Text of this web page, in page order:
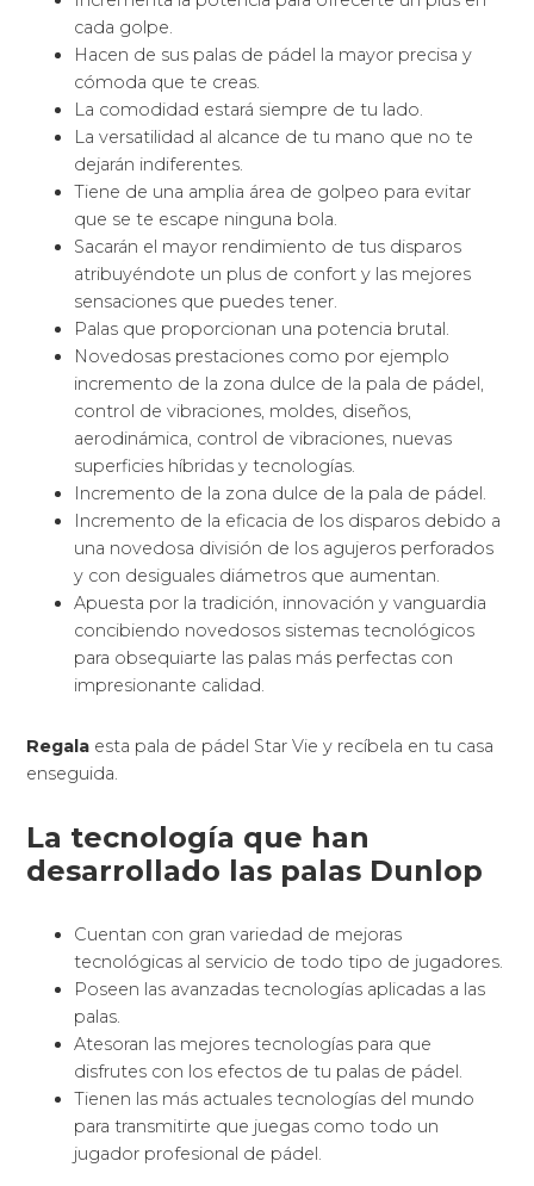
tecnológicas al servicio de todo tipo de jugadores.
Poseen las avanzadas tecnologías aplicadas a las
palas.
Atesoran las mejores tecnologías para que
disfrutes con los efectos de tu palas de pádel.
Tienen las más actuales tecnologías del mundo
para transmitirte que juegas como todo un
jugador profesional de pádel.
Los formatos que ofrecen
las palas de pádel Star Vie
Como gran parte de los fabricantes , Noxemplea
palas de pádel con todo tipo de formas o
formatos. Desde las más redondas, pasando por
las de forma delágrima oversize, las de forma
de gota o pera y finalizando en las de forma de
diamante.
En función de cada una de las formas de la
superfície de lapala de pádel , Rossignolte
permite que juegues con mayor precisión,
potencia, control o comodidad para que puedas
disfrutar más de tu deporte preferido.
Materiales de las palas de
pádel Bullpadel
Las palas de pádel Adidas usan mayoritariamente
una composición de fibra de vidrio o carbono y
espuma de polietileno o goma EVA.
El marco de la pala suele ser de carbono o fibra de
vidrio y el corazón de la pala o la parte interior está
formado de goma EVA o FOAM.
Palas de pádel FOAM o de espuma
de polietileno MARCA
El FOAM o llamado también espuma de